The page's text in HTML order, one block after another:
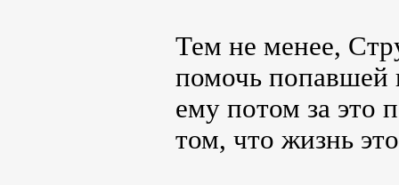
Тем не менее,
помочь попавшей
ему потом за это
том, что жизнь